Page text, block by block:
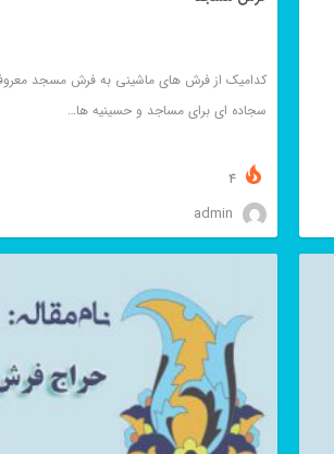
کدامیک از فرش های ماشینی به فرش مسجد
سجاده ای برای مساجد و حسینیه ها…
admin